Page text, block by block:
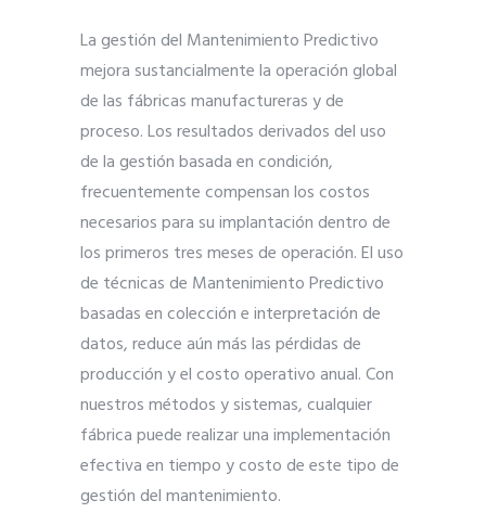
La gestión del Mantenimiento Predictivo
mejora sustancialmente la operación global
de las fábricas manufactureras y de
proceso. Los resultados derivados del uso
de la gestión basada en condición,
frecuentemente compensan los costos
necesarios para su implantación dentro de
los primeros tres meses de operación. El uso
de técnicas de Mantenimiento Predictivo
basadas en colección e interpretación de
datos, reduce aún más las pérdidas de
producción y el costo operativo anual. Con
nuestros métodos y sistemas, cualquier
fábrica puede realizar una implementación
efectiva en tiempo y costo de este tipo de
gestión del mantenimiento.